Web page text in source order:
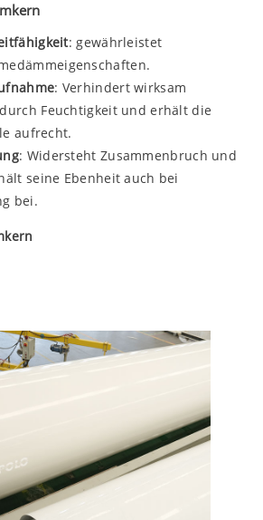
: gewährleistet
: Verhindert wirksam
Feuchtigkeit und erhält die
aufrecht.
: Widersteht Zusammenbruch und
seine Ebenheit auch bei
bei.